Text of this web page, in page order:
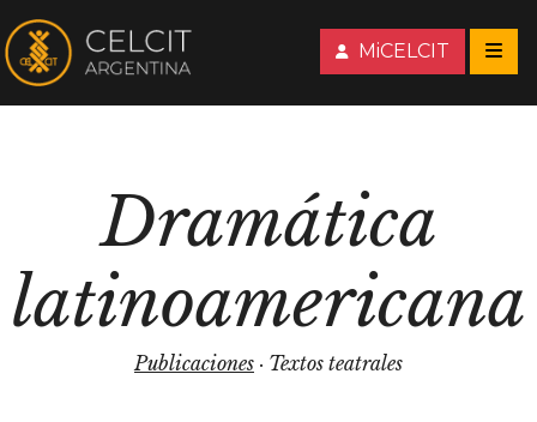
MiCELCIT
Dramática
latinoamericana
Publicaciones · Textos teatrales